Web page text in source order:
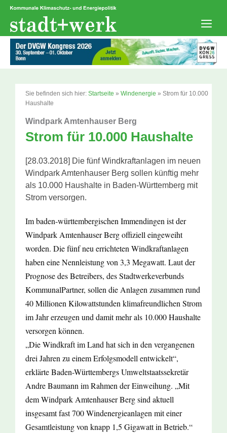
Zum
springen
Sie befinden sich hier: Startseite » Windenergie » Strom für 10.000
Haushalte
Windpark Amtenhauser Berg
Strom für 10.000 Haushalte
[28.03.2018] Die fünf Windkraftanlagen im neuen
Windpark Amtenhauser Berg sollen künftig mehr
als 10.000 Haushalte in Baden-Württemberg mit
Strom versorgen.
Im baden-württembergischen Immendingen ist der
Windpark Amtenhauser Berg offiziell eingeweiht
worden. Die fünf neu errichteten Windkraftanlagen
haben eine Nennleistung von 3,3 Megawatt. Laut der
Prognose des Betreibers, des Stadtwerkeverbunds
KommunalPartner, sollen die Anlagen zusammen rund
40 Millionen Kilowattstunden klimafreundlichen Strom
im Jahr erzeugen und damit mehr als 10.000 Haushalte
versorgen können.
„Die Windkraft im Land hat sich in den vergangenen
drei Jahren zu einem Erfolgsmodell entwickelt“,
erklärte Baden-Württembergs Umweltstaatssekretär
Andre Baumann im Rahmen der Einweihung. „Mit
dem Windpark Amtenhauser Berg sind aktuell
insgesamt fast 700 Windenergieanlagen mit einer
Gesamtleistung von knapp 1,5 Gigawatt in Betrieb.“